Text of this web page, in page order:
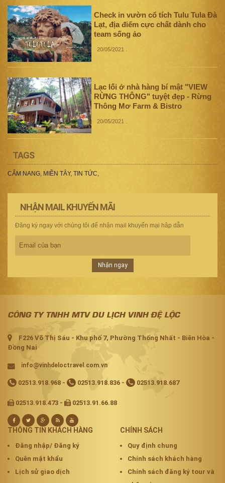
Check in vườn cổ tích Tulu Tula Đà
Lạt, địa điểm cực chất dành cho
team sống ảo
20/05/2021 .
Lạc lối ở nhà hàng bí mật "VIEW
RỪNG THÔNG" tuyệt đẹp - Rừng
Thông Mơ Farm & Bistro
20/05/2021
TAGS
CẨM NANG, MIỀN TÂY, TIN TỨC,
NHẬN MAIL KHUYẾN MÃI
Đăng ký ngay với chúng tôi để nhận mail khuyến mại hâp dẫn
Nhận ngay
CÔNG TY TNHH MTV DU LỊCH VINH ĐỆ LỘC
F226 Võ Thị Sáu - Khu phố 7, Phường Thống Nhất - Biên Hòa -
Đồng Nai
info@vinhdeloctravel.com.vn
02513.918.968 - 02513.918.836 - 02513.918.687
02513.918.473 - 02513.91.66.88
THÔNG TIN KHÁCH HÀNG
Đăng nhập/ Đăng ký
Quên mật khẩu
Lịch sử giao dịch
CHÍNH SÁCH
Quy định chung
Chính sách khách hàng
Chính sách đăng ký tour và